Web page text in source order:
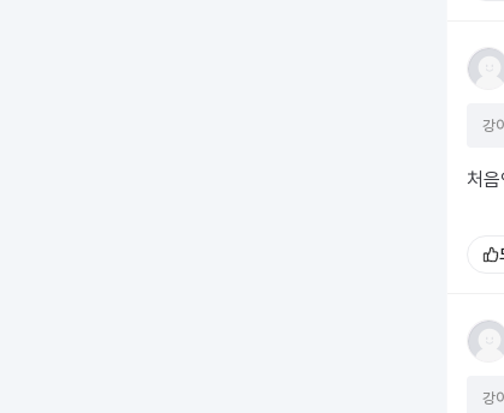
강
처
강